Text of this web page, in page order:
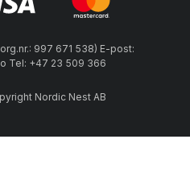
997 671 538) E-post:
Tel: +47 23 509 366
Nordic Nest AB